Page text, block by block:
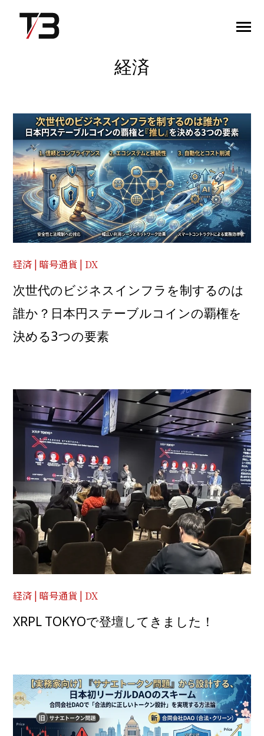
CONTENT
Toggle
当社の強み
サービス紹介
事例紹介
会社情報
お役立ちコンテンツ
経済
経済 | 暗号通貨 | DX
次世代のビジネスインフラを制するのは
誰か？日本円ステーブルコインの覇権を
決める3つの要素
経済 | 暗号通貨 | DX
XRPL TOKYOで登壇してきました！